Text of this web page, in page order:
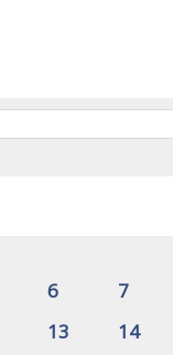
6 7
13 14